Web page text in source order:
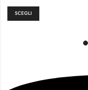
SCEGLI